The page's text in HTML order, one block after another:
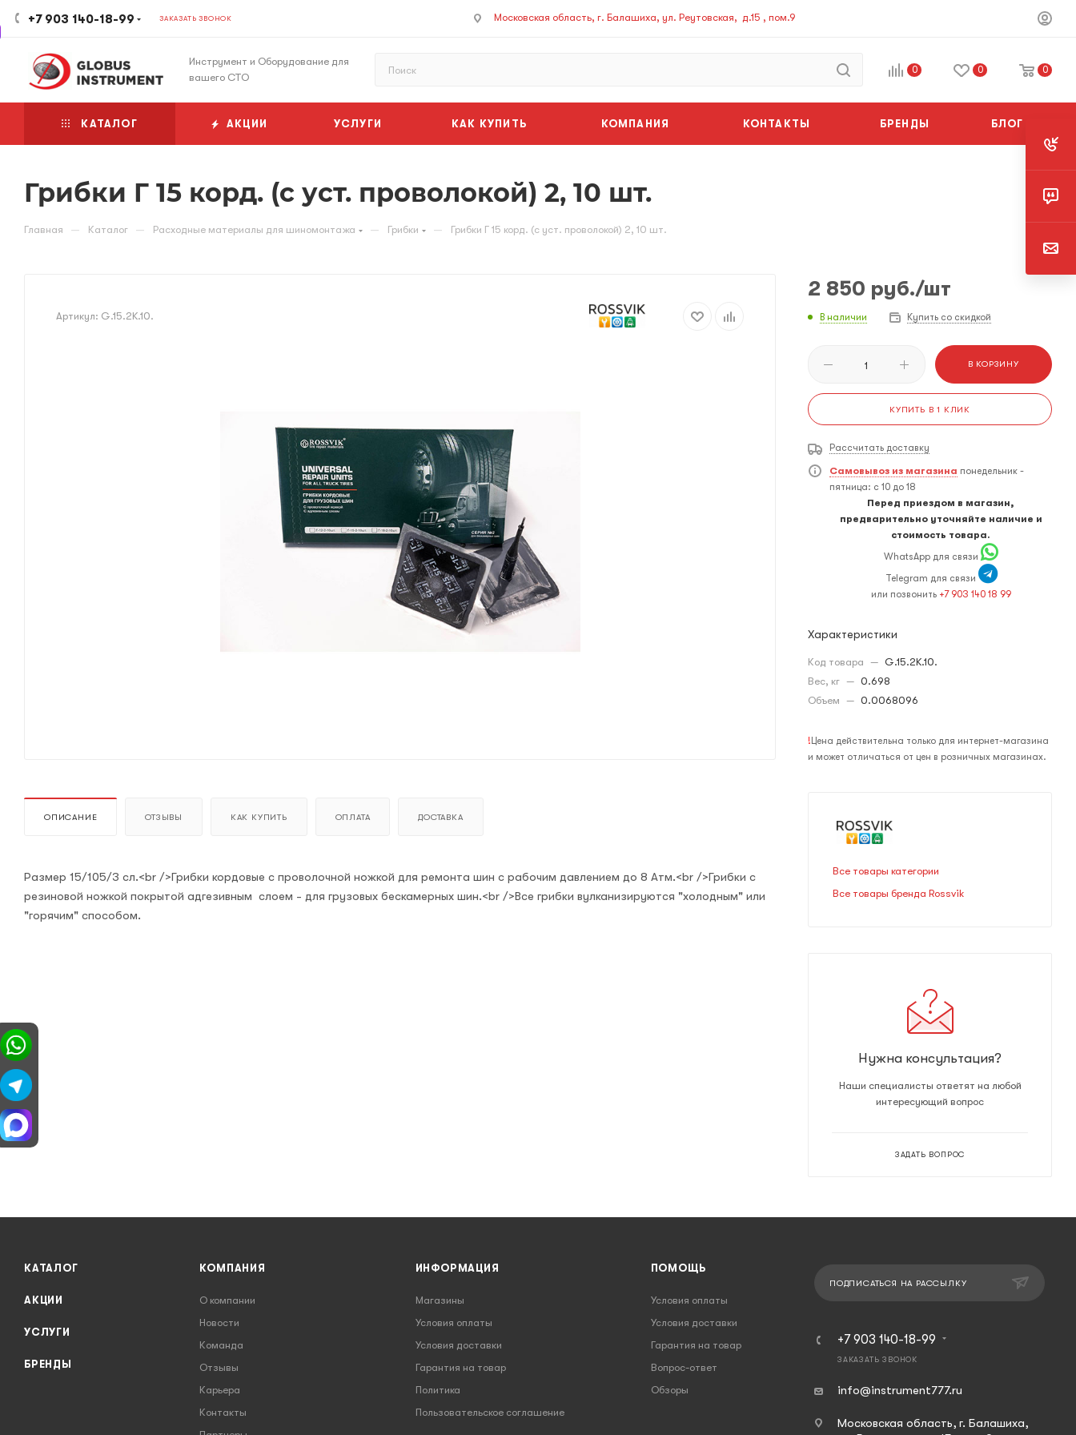
+7 903 140-18-99 ЗАКАЗАТЬ ЗВОНОК Московская область, г. Балашиха, ул. Реутовская, д.15 , пом.9
Инструмент и Оборудование для
вашего СТО
0 0 0
КАТАЛОГ АКЦИИ УСЛУГИ КАК КУПИТЬ КОМПАНИЯ КОНТАКТЫ БРЕНДЫ БЛОГ
Грибки Г 15 корд. (с уст. проволокой) 2, 10 шт.
Главная — Каталог — Расходные материалы для шиномонтажа — Грибки — Грибки Г 15 корд. (с уст. проволокой) 2, 10 шт.
Артикул: G.15.2K.10.
ОПИСАНИЕ ОТЗЫВЫ КАК КУПИТЬ ОПЛАТА ДОСТАВКА
Размер 15/105/3 сл.<br />Грибки кордовые с проволочной ножкой для ремонта шин с рабочим давлением до 8 Атм.<br />Грибки с
резиновой ножкой покрытой адгезивным слоем - для грузовых бескамерных шин.<br />Все грибки вулканизируются "холодным" или
"горячим" способом.
2 850 руб./шт
В наличии Купить со скидкой
В КОРЗИНУ
КУПИТЬ В 1 КЛИК
Рассчитать доставку
Самовывоз из магазина понедельник -
пятница: с 10 до 18
Перед приездом в магазин,
предварительно уточняйте наличие и
стоимость товара.
WhatsApp для связи
Telegram для связи
или позвонить +7 903 140 18 99
Характеристики
Код товара — G.15.2K.10.
Вес, кг — 0.698
Объем — 0.0068096
! Цена действительна только для интернет-магазина
и может отличаться от цен в розничных магазинах.
Все товары категории
Все товары бренда Rossvik
Нужна консультация?
Наши специалисты ответят на любой
интересующий вопрос
ЗАДАТЬ ВОПРОС
КАТАЛОГ
АКЦИИ
УСЛУГИ
БРЕНДЫ
КОМПАНИЯ
О компании
Новости
Команда
Отзывы
Карьера
Контакты
ИНФОРМАЦИЯ
Магазины
Условия оплаты
Условия доставки
Гарантия на товар
Политика
Пользовательское соглашение
ПОМОЩЬ
Условия оплаты
Условия доставки
Гарантия на товар
Вопрос-ответ
Обзоры
ПОДПИСАТЬСЯ НА РАССЫЛКУ
+7 903 140-18-99
ЗАКАЗАТЬ ЗВОНОК
info@instrument777.ru
Московская область, г. Балашиха,